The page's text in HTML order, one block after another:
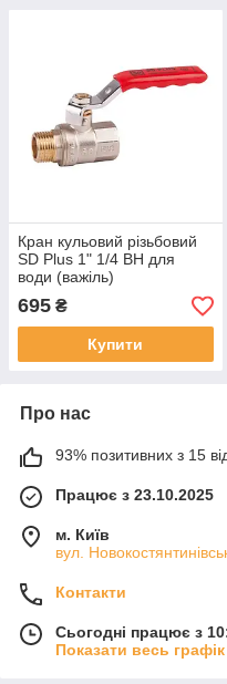
Кран кульовий різьбовий
SD Plus 1" 1/4 ВН для
води (важіль)
695 ₴
Купити
Про нас
93% позитивних з 15
Працює з 23.10.2025
м. Київ
вул.
Контакти
Сьогодні працює з
Показати весь